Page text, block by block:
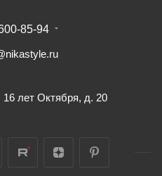
85-94
16 лет Октября, д. 20